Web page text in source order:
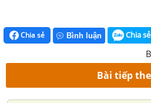
Chia sẻ Bình luận Chia sẻ
Bài tiếp